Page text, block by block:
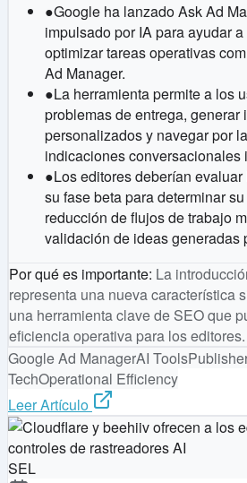
●Google ha lanzado Ask Ad
impulsado por IA para ayudar
optimizar tareas operativas
Ad Manager.
●La herramienta permite a los
problemas de entrega, generar
personalizados y navegar por
indicaciones conversacionales
●Los editores deberían
su fase beta para determinar
reducción de flujos de trabajo
validación de ideas generadas
Por qué es importante: La
representa una nueva característica
una herramienta clave de SEO que
eficiencia operativa para los editores.
Google Ad ManagerAI Tools
TechOperational Efficiency
Leer Artículo
SEL